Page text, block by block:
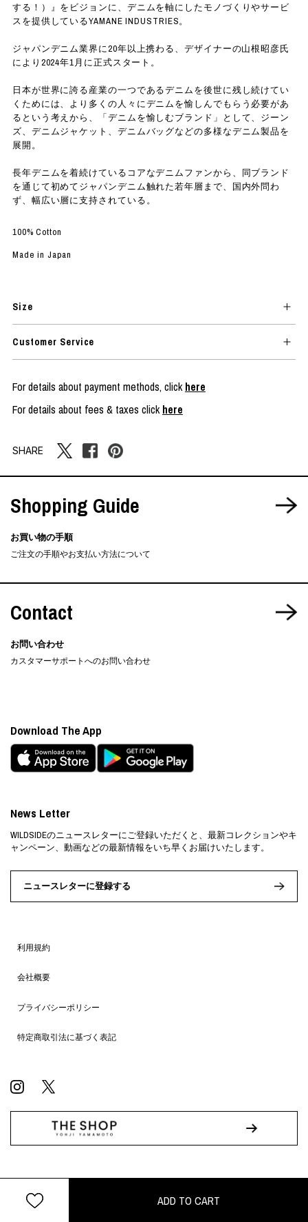
する！）』をビジョンに、デニムを軸にしたモノづくりやサービ
スを提供しているYAMANE INDUSTRIES。
ジャパンデニム業界に20年以上携わる、デザイナーの山根昭彦氏
により2024年1月に正式スタート。
日本が世界に誇る産業の一つであるデニムを後世に残し続けてい
くためには、より多くの人々にデニムを愉しんでもらう必要があ
るという考えから、「デニムを愉しむブランド」として、ジーン
ズ、デニムジャケット、デニムバッグなどの多様なデニム製品を
展開。
長年デニムを着続けているコアなデニムファンから、同ブランド
を通じて初めてジャパンデニム触れた若年層まで、国内外問わ
ず、幅広い層に支持されている。
100% Cotton
Made in Japan
Size
Customer Service
For details about payment methods, clickhere
For details about fees & taxes clickhere
SHARE
Shopping Guide
お買い物の手順
ご注文の手順やお支払い方法について
Contact
お問い合わせ
カスタマーサポートへのお問い合わせ
利用規約
会社概要
プライバシーポリシー
特定商取引法に基づく表記
News Letter
WILDSIDEのニュースレターにご登録いただくと、最新コレクションやキ
ャンペーン、動画などの最新情報をいち早くお届けいたします。
ニュースレターに登録する
Download The App